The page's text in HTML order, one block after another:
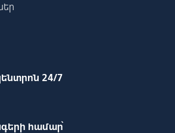
24/7
համար՝